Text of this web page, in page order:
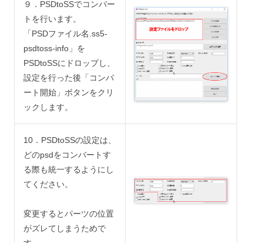
９．PSDtoSSでコンバー
トを行います。
「PSDファイル名.ss5-
psdtoss-info」を
PSDtoSSにドロップし、
設定を行った後「コンバ
ート開始」ボタンをクリ
ックします。
10．PSDtoSSの設定は、
どのpsdをコンバートす
る際も統一するようにし
てください。
変更するとパーツの位置
がズレてしまうためで